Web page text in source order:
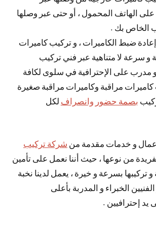
على الهاتف المحمول ، أو حتى عبر وصلها
الخاص بك .
ضبط الكاميرات ، و تركيب كاميرات
و سرعة لا متناهية عبر فني تركيب
مدرب على الإحترافية في سلوى لكافة
مراقبة وكاميرات مراقبة صغيرة
بصمة حضور وانصراف لكل
و خدمات مقدمة من شركة تركيب
من نوعها ، حيث أننا نعمل على تأمين
و تركيبها بسرعة و خيرة ، يعمل لدينا نخبة
الخبراء و المدربة بأعلى
يد إحترافيين .